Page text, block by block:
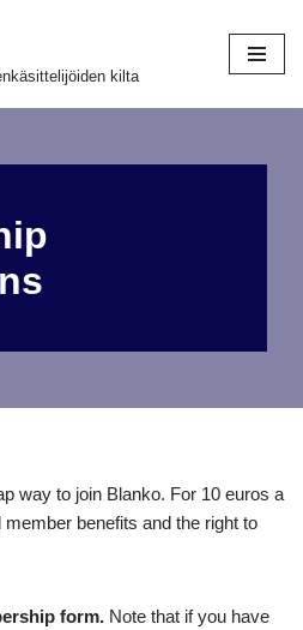
kilta
way to join Blanko. For 10 euros a
benefits and the right to
form. Note that if you have